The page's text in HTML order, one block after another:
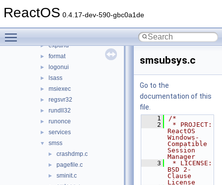
ReactOS 0.4.17-dev-590-gbc0a1de
► conime
► expand
► format
► logonui
► lsass
► msiexec
► regsvr32
► rundll32
► runonce
► services
▼ smss
► crashdmp.c
► pagefile.c
► sminit.c
smsubsys.c
Go to the
documentation of this
file.
    1
/*
    2
* PROJECT:
ReactOS
Windows-
Compatible
Session
Manager
    3
* LICENSE:
BSD 2-
Clause
License